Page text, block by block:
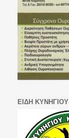
ΕΙΔΗ ΚΥΝΗΓΙΟΥ